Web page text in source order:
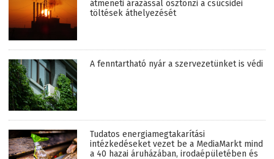
átmeneti árazással ösztönzi a csúcsidei
töltések áthelyezését
A fenntartható nyár a szervezetünket is védi
Tudatos energiamegtakarítási
intézkedéseket vezet be a MediaMarkt mind
a 40 hazai áruházában, irodaépületében és